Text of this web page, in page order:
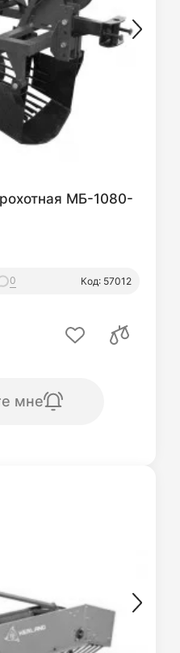
МБ-1080-
0 Код: 57012
мне